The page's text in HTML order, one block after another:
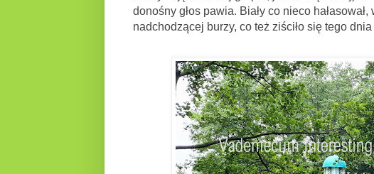
donośny głos pawia. Biały co nieco hałasował,
nadchodzącej burzy, co też ziściło się tego